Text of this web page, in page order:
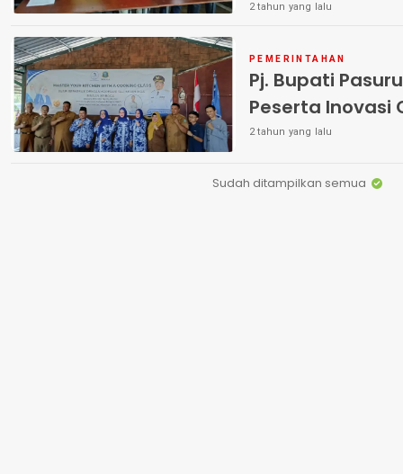
2 tahun yang lalu
PEMERINTAHAN
Pj. Bupati
Peserta Inovasi
2 tahun yang lalu
Sudah ditampilkan semua